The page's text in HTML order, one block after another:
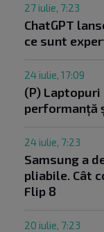
27 iulie, 7:23
ChatGPT
ce sunt
24 iulie, 17:09
(P) Laptopuri
performanță
24 iulie, 7:23
Samsung a
pliabile. Cât
Flip 8
20 iulie, 7:23